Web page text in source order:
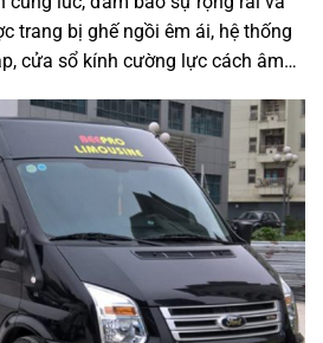
trang bị ghế ngồi êm ái, hệ thống
cửa sổ kính cường lực cách âm…